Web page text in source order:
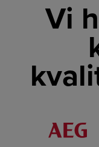
Vi
LINK